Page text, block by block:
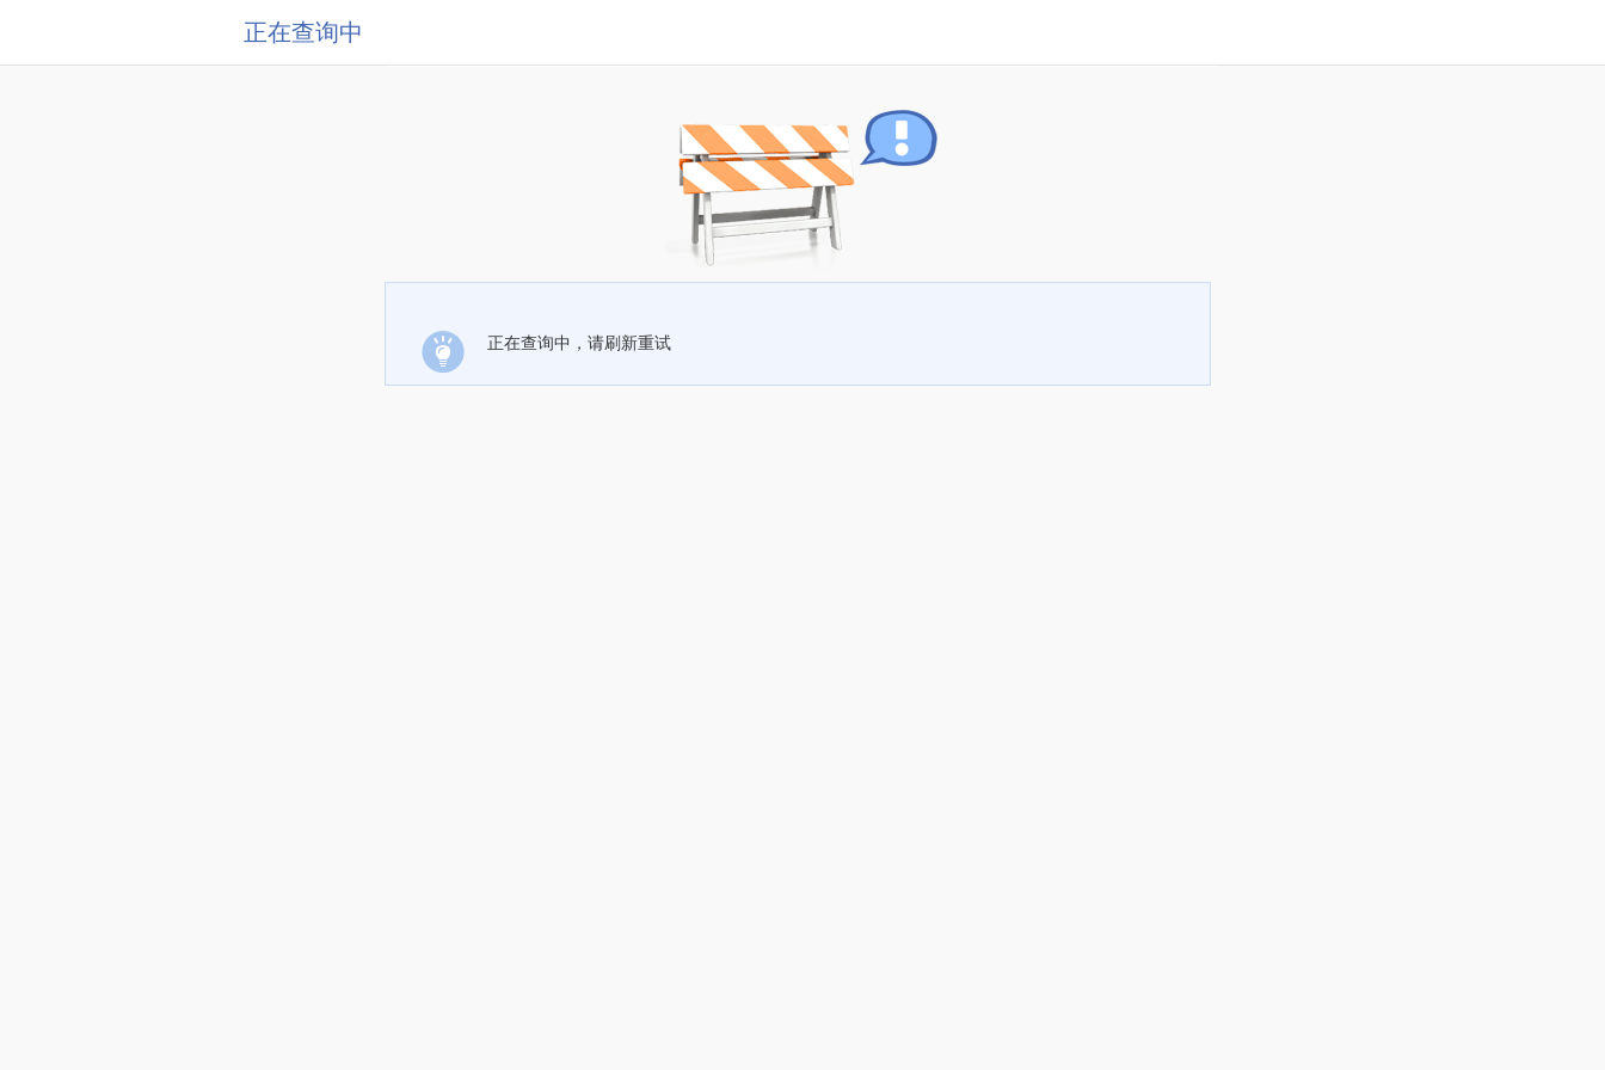
正在查询中
正在查询中，请刷新重试